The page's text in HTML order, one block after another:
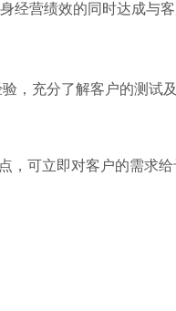
经营绩效的同时达成与客
，充分了解客户的测试
可立即对客户的需求给